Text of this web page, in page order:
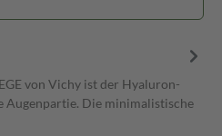
von Vichy ist der Hyaluron-
Die minimalistische